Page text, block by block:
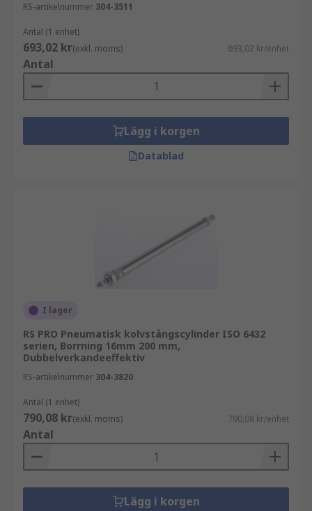
RS-artikelnummer 304-3511
Antal (1 enhet)
693,02 kr(exkl. moms) 693,02 kr/enhet
Antal
Lägg i korgen
Datablad
I lager
RS PRO Pneumatisk kolvstångscylinder ISO 6432
serien, Borrning 16mm 200 mm,
Dubbelverkandeeffektiv
RS-artikelnummer 304-3820
Antal (1 enhet)
790,08 kr(exkl. moms) 790,08 kr/enhet
Antal
Lägg i korgen